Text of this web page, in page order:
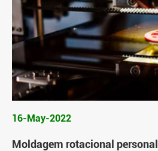
16-May-2022
Moldagem rotacional